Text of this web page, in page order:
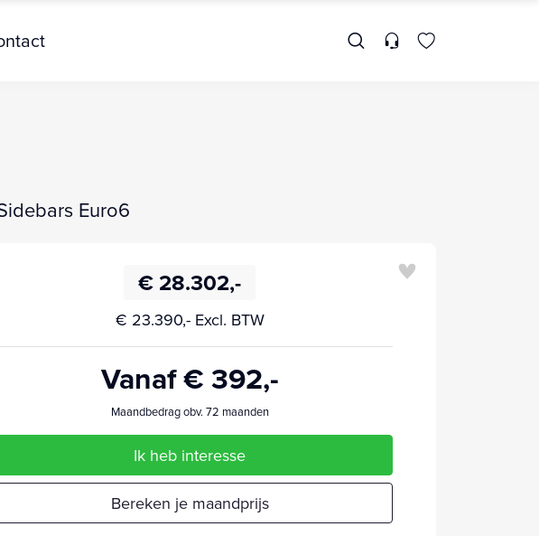
Euro6
€ 28.302,-
€ 23.390,- Excl. BTW
Vanaf € 392,-
Maandbedrag obv. 72 maanden
Ik heb interesse
Bereken je maandprijs